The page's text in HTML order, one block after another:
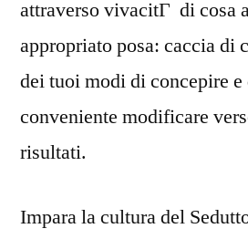
attraverso vivacitГ di cosa
appropriato posa: caccia di
dei tuoi modi di concepire
conveniente modificare
risultati.
Impara la cultura del